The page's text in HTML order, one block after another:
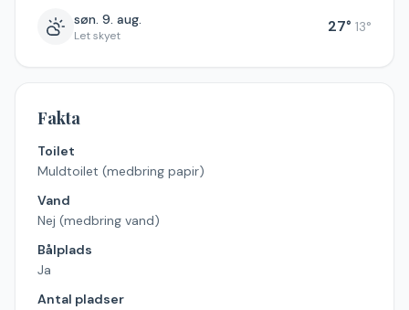
søn. 9. aug.
Let skyet 27° 13°
Fakta
Toilet
Muldtoilet (medbring papir)
Vand
Nej (medbring vand)
Bålplads
Ja
Antal pladser